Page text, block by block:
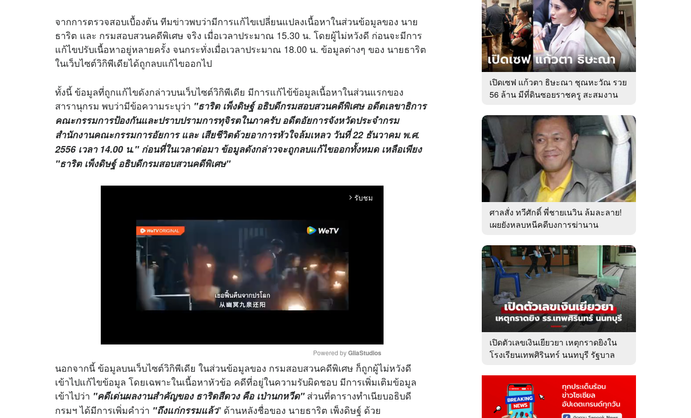
จากการตรวจสอบเบื้องต้น ทีมข่าวพบว่ามีการแก้ไขเปลี่ยนแปลงเนื้อหาในส่วนข้อมูลของ นาย
ธาริต และ กรมสอบสวนคดีพิเศษ จริง เมื่อเวลาประมาณ 15.30 น. โดยผู้ไม่หวังดี ก่อนจะมีการ
แก้ไขปรับเนื้อหาอยู่หลายครั้ง จนกระทั่งเมื่อเวลาประมาณ 18.00 น. ข้อมูลต่างๆ ของ นายธาริต
ในเว็บไซต์วิกิพีเดียได้ถูกลบแก้ไขออกไป
ทั้งนี้ ข้อมูลที่ถูกแก้ไขดังกล่าวบนเว็บไซต์วิกิพีเดีย มีการแก้ไข้ข้อมูลเนื้อหาในส่วนแรกของ
สารานุกรม พบว่ามีข้อความระบุว่า "ธาริต เพ็งดิษฐ์ อธิบดีกรมสอบสวนคดีพิเศษ อดีตเลขาธิการ
คณะกรรมการป้องกันและปราบปรามการทุจิรตในภาครับ อดีตอัยการจังหวัดประจำกรม
สำนักงานคณะกรรมการอัยการ และ เสียชีวิตด้วยอาการหัวใจล้มเหลว วันที่ 22 ธันวาคม พ.ศ.
2556 เวลา 14.00 น." ก่อนที่ในเวลาต่อมา ข้อมูลดังกล่าวจะถูกลบแก้ไขออกทั้งหมด เหลือเพียง
"ธาริต เพ็งดิษฐ์ อธิบดีกรมสอบสวนคดีพิเศษ"
arrow_forward_ios รับชม
M
u
t
Powered by GliaStudios
นอกจากนี้ ข้อมูลบนเว็บไซต์วิกิพีเดีย ในส่วนข้อมูลของ กรมสอบสวนคดีพิเศษ ก็ถูกผู้ไม่หวังดี
เข้าไปแก้ไขข้อมูล โดยเฉพาะในเนื้อหาหัวข้อ คดีที่อยู่ในความรับผิดชอบ มีการเพิ่มเติมข้อมูล
เข้าไปว่า "คดีเด่นผลงานสำคัญของ ธาริดสีดวง คือ เป่านกหวีด" ส่วนที่ตารางทำเนียบอธิบดี
กรมฯ ได้มีการเพิ่มคำว่า "ถึงแก่กรรมแล้ว" ด้านหลังชื่อของ นายธาริต เพ็งดิษฐ์ ด้วย
เปิดเซฟ แก้วตา ธิษะณา ชุณหะวัณ รวย
56 ล้าน มีที่ดินซอยราชครู สะสมงาน
ศาลสั่ง ทวีศักดิ์ พี่ชายเนวิน ล้มละลาย!
เผยยังหลบหนีคดีบงการฆ่านาน
เปิดตัวเลขเงินเยียวยา เหตุกราดยิงใน
โรงเรียนเทพศิรินทร์ นนทบุรี รัฐบาล